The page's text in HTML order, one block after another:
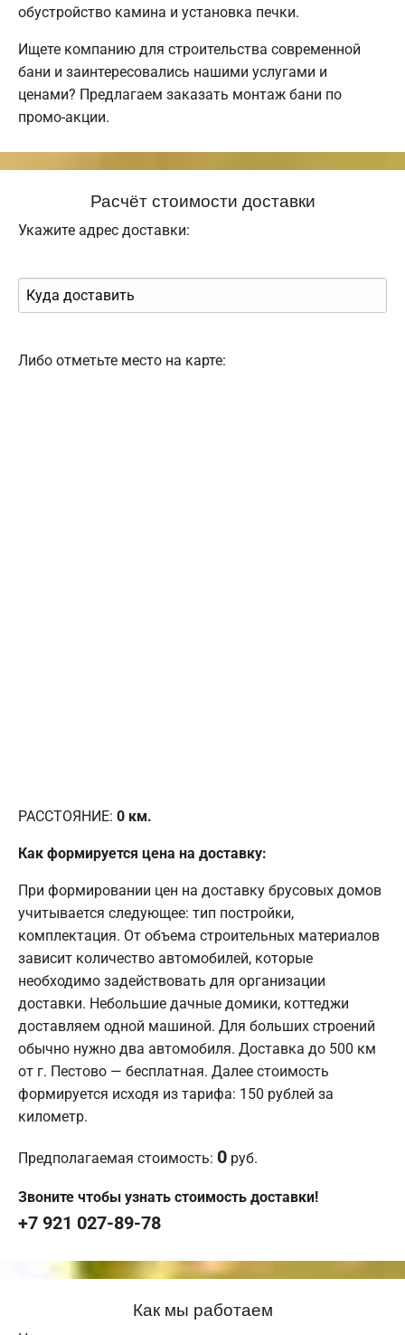
обустройство камина и установка печки.
Ищете компанию для строительства современной
бани и заинтересовались нашими услугами и
ценами? Предлагаем заказать монтаж бани по
промо-акции.
Расчёт стоимости доставки
Укажите адрес доставки:
Либо отметьте место на карте:
РАССТОЯНИЕ: 0 км.
Как формируется цена на доставку:
При формировании цен на доставку брусовых домов
учитывается следующее: тип постройки,
комплектация. От объема строительных материалов
зависит количество автомобилей, которые
необходимо задействовать для организации
доставки. Небольшие дачные домики, коттеджи
доставляем одной машиной. Для больших строений
обычно нужно два автомобиля. Доставка до 500 км
от г. Пестово — бесплатная. Далее стоимость
формируется исходя из тарифа: 150 рублей за
километр.
Предполагаемая стоимость: 0 руб.
Звоните чтобы узнать стоимость доставки!
+7 921 027-89-78
Как мы работаем